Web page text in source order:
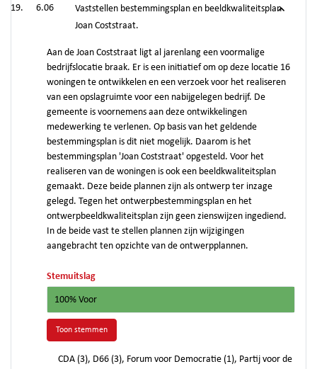
6.06
Vaststellen bestemmingsplan en beeldkwaliteitsplan
Joan Coststraat.
Aan de Joan Coststraat ligt al jarenlang een voormalige
bedrijfslocatie braak. Er is een initiatief om op deze locatie 16
woningen te ontwikkelen en een verzoek voor het realiseren
van een opslagruimte voor een nabijgelegen bedrijf. De
gemeente is voornemens aan deze ontwikkelingen
medewerking te verlenen. Op basis van het geldende
bestemmingsplan is dit niet mogelijk. Daarom is het
bestemmingsplan 'Joan Coststraat' opgesteld. Voor het
realiseren van de woningen is ook een beeldkwaliteitsplan
gemaakt. Deze beide plannen zijn als ontwerp ter inzage
gelegd. Tegen het ontwerpbestemmingsplan en het
ontwerpbeeldkwaliteitsplan zijn geen zienswijzen ingediend.
In de beide vast te stellen plannen zijn wijzigingen
aangebracht ten opzichte van de ontwerpplannen.
Stemuitslag
100% Voor
Toon stemmen
CDA (3), D66 (3), Forum voor Democratie (1), Partij voor de